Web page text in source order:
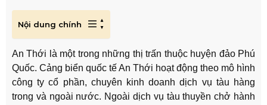
Nội dung chính
An Thới là một trong những thị trấn thuộc huyện đảo Phú
Quốc. Cảng biển quốc tế An Thới hoạt động theo mô hình
công ty cổ phần, chuyên kinh doanh dịch vụ tàu hàng
trong và ngoài nước. Ngoài dịch vụ tàu thuyền chở hành